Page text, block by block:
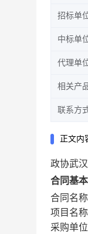
招标单
中标单
代理单
相关产
联系方
正文内
政协武
合同基
合同名
项目名
采购单